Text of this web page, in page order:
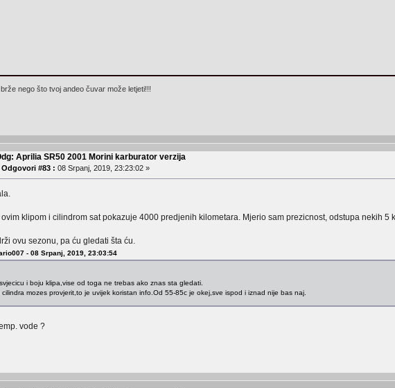
nego što tvoj andeo čuvar može letjeti!!!
Aprilia SR50 2001 Morini karburator verzija
Odgovori #83 : 08 Srpanj, 2019, 23:23:02 »
ovim klipom i cilindrom sat pokazuje 4000 predjenih kilometara. Mjerio sam prezicnost, odstupa nekih
ovu sezonu, pa ću gledati šta ću.
- 08 Srpanj, 2019, 23:03:54
i boju klipa,vise od toga ne trebas ako znas sta gledati.
cilindra mozes provjerit,to je uvijek koristan info.Od 55-85c je okej,sve ispod i iznad nije bas naj.
vode ?